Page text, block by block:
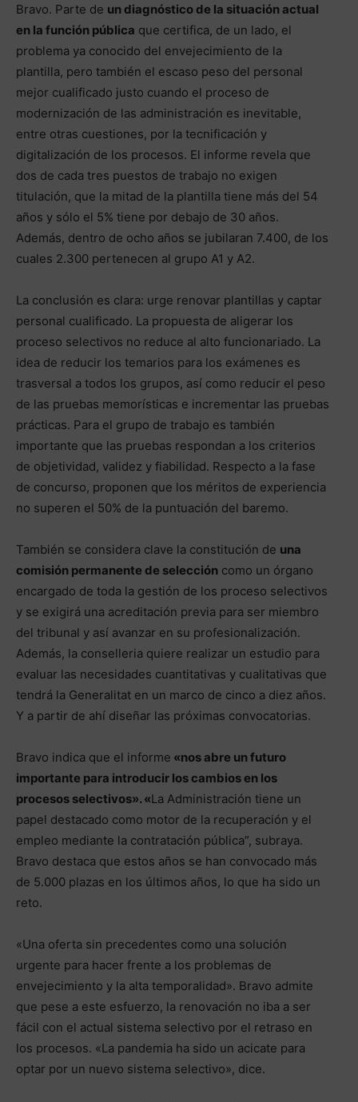
Bravo. Parte de un diagnóstico de la situación actual
en la función pública que certifica, de un lado, el
problema ya conocido del envejecimiento de la
plantilla, pero también el escaso peso del personal
mejor cualificado justo cuando el proceso de
modernización de las administración es inevitable,
entre otras cuestiones, por la tecnificación y
digitalización de los procesos. El informe revela que
dos de cada tres puestos de trabajo no exigen
titulación, que la mitad de la plantilla tiene más del 54
años y sólo el 5% tiene por debajo de 30 años.
Además, dentro de ocho años se jubilaran 7.400, de los
cuales 2.300 pertenecen al grupo A1 y A2.
La conclusión es clara: urge renovar plantillas y captar
personal cualificado. La propuesta de aligerar los
proceso selectivos no reduce al alto funcionariado. La
idea de reducir los temarios para los exámenes es
trasversal a todos los grupos, así como reducir el peso
de las pruebas memorísticas e incrementar las pruebas
prácticas. Para el grupo de trabajo es también
importante que las pruebas respondan a los criterios
de objetividad, validez y fiabilidad. Respecto a la fase
de concurso, proponen que los méritos de experiencia
no superen el 50% de la puntuación del baremo.
También se considera clave la constitución de una
comisión permanente de selección como un órgano
encargado de toda la gestión de los proceso selectivos
y se exigirá una acreditación previa para ser miembro
del tribunal y así avanzar en su profesionalización.
Además, la conselleria quiere realizar un estudio para
evaluar las necesidades cuantitativas y cualitativas que
tendrá la Generalitat en un marco de cinco a diez años.
Y a partir de ahí diseñar las próximas convocatorias.
Bravo indica que el informe «nos abre un futuro
importante para introducir los cambios en los
procesos selectivos». «La Administración tiene un
papel destacado como motor de la recuperación y el
empleo mediante la contratación pública”, subraya.
Bravo destaca que estos años se han convocado más
de 5.000 plazas en los últimos años, lo que ha sido un
reto.
«Una oferta sin precedentes como una solución
urgente para hacer frente a los problemas de
envejecimiento y la alta temporalidad». Bravo admite
que pese a este esfuerzo, la renovación no iba a ser
fácil con el actual sistema selectivo por el retraso en
los procesos. «La pandemia ha sido un acicate para
optar por un nuevo sistema selectivo», dice.